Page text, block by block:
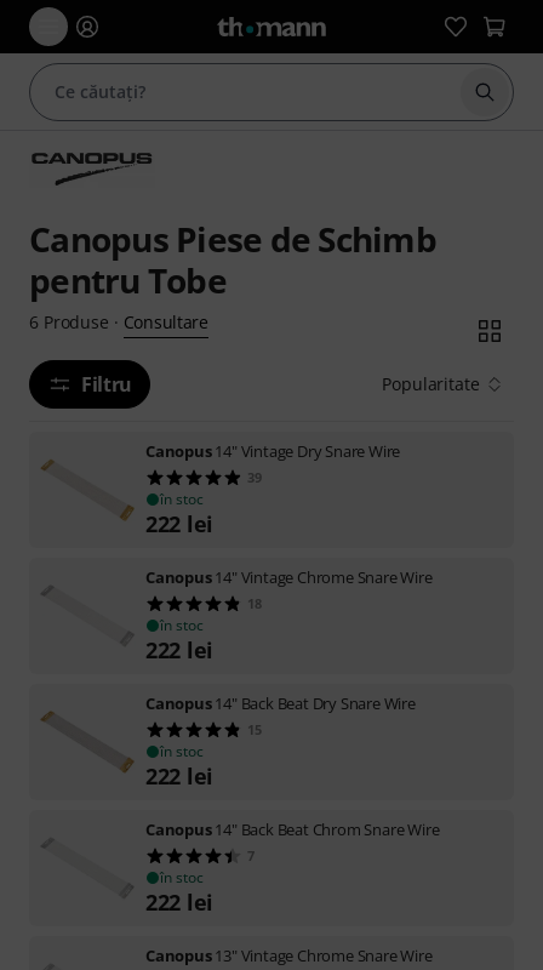
Canopus Piese de Schimb
pentru Tobe
6 Produse · Consultare
Filtru Popularitate
Canopus14" Vintage Dry Snare Wire
39
în stoc
222 lei
Canopus14" Vintage Chrome Snare Wire
18
în stoc
222 lei
Canopus14" Back Beat Dry Snare Wire
15
în stoc
222 lei
Canopus14" Back Beat Chrom Snare Wire
7
în stoc
222 lei
Canopus13" Vintage Chrome Snare Wire